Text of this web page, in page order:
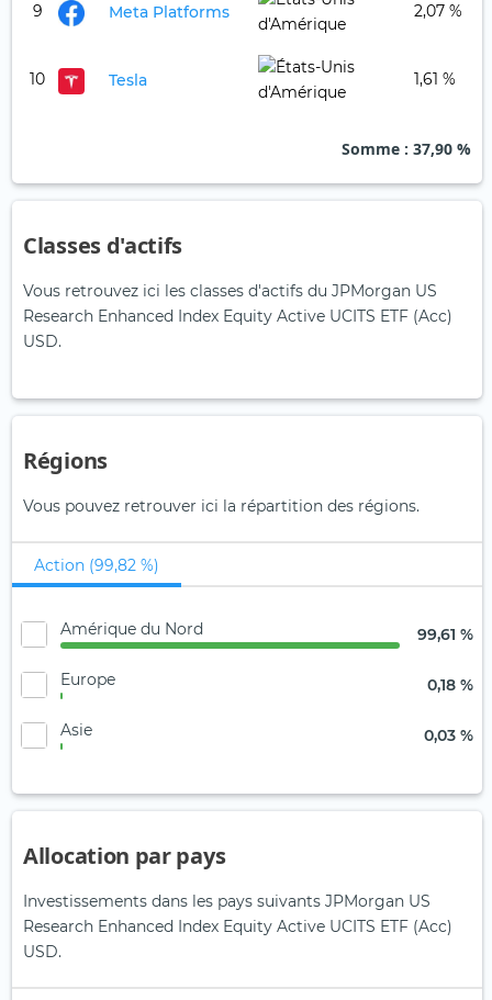
9 Meta Platforms 2,07 %
10 Tesla 1,61 %
Somme : 37,90 %
Classes d'actifs
Vous retrouvez ici les classes d'actifs du JPMorgan US
Research Enhanced Index Equity Active UCITS ETF (Acc)
USD.
Régions
Vous pouvez retrouver ici la répartition des régions.
Action (99,82 %)
Amérique du Nord 99,61 %
Europe 0,18 %
Asie 0,03 %
Allocation par pays
Investissements dans les pays suivants JPMorgan US
Research Enhanced Index Equity Active UCITS ETF (Acc)
USD.